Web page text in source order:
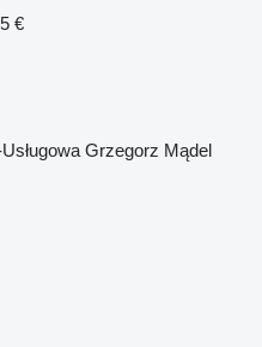
€
Grzegorz Mądel